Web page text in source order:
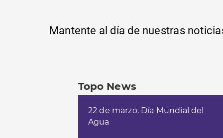
Mantente al día de nuestras
Topo News
22 de marzo. Día Mundial del
Agua